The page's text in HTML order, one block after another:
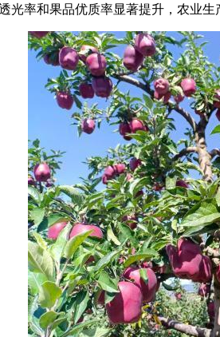
率和果品优质率显著提升，农业生